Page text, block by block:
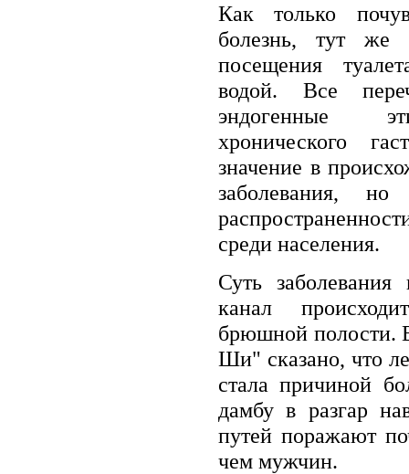
Как только
болезнь, тут же
посещения
водой. Все
эндогенные
хронического
значение в
заболевания,
среди населения.
Суть
канал
брюшной полости.
Ши" сказано, что
стала причиной
дамбу в разгар
путей поражают
чем мужчин.